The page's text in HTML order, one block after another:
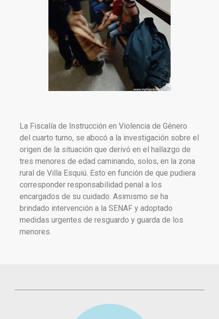
La Fiscalía de Instrucción en Violencia de Género
del cuarto turno, se abocó a la investigación sobre el
origen de la situación que derivó en el hallazgo de
tres menores de edad caminando, solos, en la zona
rural de Villa Esquiú. Esto en función de que pudiera
corresponder responsabilidad penal a los
encargados de su cuidado. Asimismo se ha
brindado intervención a la SENAF y adoptado
medidas urgentes de resguardo y guarda de los
menores.